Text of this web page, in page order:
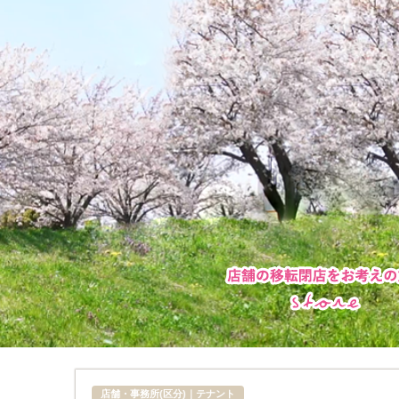
店舗・事務所(区分)｜テナント